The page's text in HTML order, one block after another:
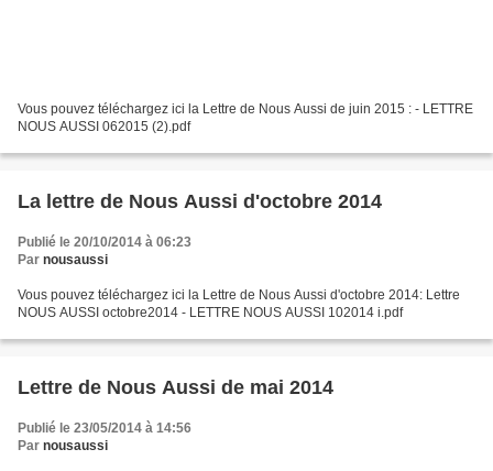
Vous pouvez téléchargez ici la Lettre de Nous Aussi de juin 2015 : - LETTRE
NOUS AUSSI 062015 (2).pdf
La lettre de Nous Aussi d'octobre 2014
Publié le 20/10/2014 à 06:23
Par nousaussi
Vous pouvez téléchargez ici la Lettre de Nous Aussi d'octobre 2014: Lettre
NOUS AUSSI octobre2014 - LETTRE NOUS AUSSI 102014 i.pdf
Lettre de Nous Aussi de mai 2014
Publié le 23/05/2014 à 14:56
Par nousaussi